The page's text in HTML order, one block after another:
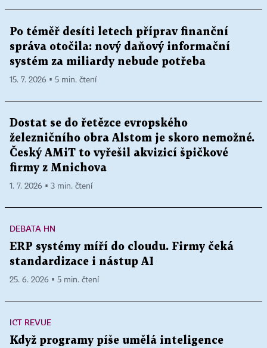
Po téměř desíti letech příprav finanční
správa otočila: nový daňový informační
systém za miliardy nebude potřeba
15. 7. 2026 ▪ 5 min. čtení
Dostat se do řetězce evropského
železničního obra Alstom je skoro nemožné.
Český AMiT to vyřešil akvizicí špičkové
firmy z Mnichova
1. 7. 2026 ▪ 3 min. čtení
DEBATA HN
ERP systémy míří do cloudu. Firmy čeká
standardizace i nástup AI
25. 6. 2026 ▪ 5 min. čtení
ICT REVUE
Když programy píše umělá inteligence